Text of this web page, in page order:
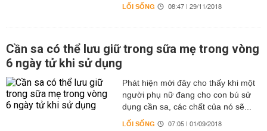
LỐI SỐNG 08:47 | 29/11/2018
Cần sa có thể lưu giữ trong sữa mẹ trong vòng
6 ngày tử khi sử dụng
Phát hiện mới đây cho thấy khi một
người phụ nữ đang cho con bú sử
dụng cần sa, các chất của nó sẽ...
LỐI SỐNG 07:05 | 01/09/2018